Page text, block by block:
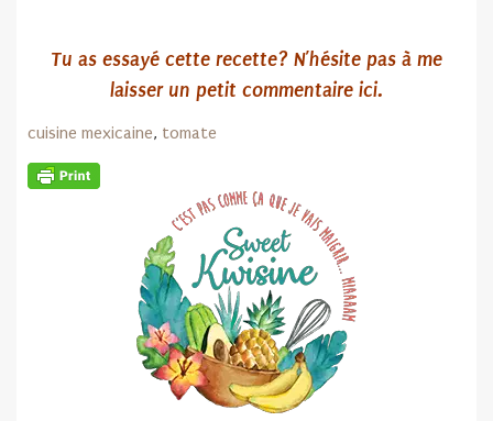
Tu as essayé cette recette? N’hésite pas à me
laisser un petit commentaire ici.
cuisine mexicaine, tomate